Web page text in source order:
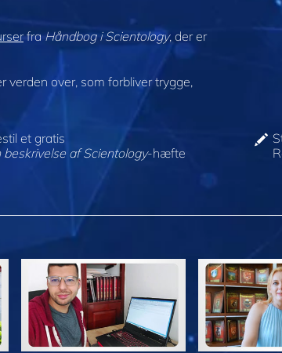
fraHåndbog i Scientology, der er
over, som forbliver trygge,
et gratis
beskrivelse af Scientology-hæfte